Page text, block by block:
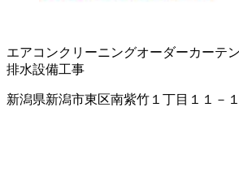
エアコンクリーニングオーダーカーテン
排水設備工事
新潟県新潟市東区南紫竹１丁目１１－１